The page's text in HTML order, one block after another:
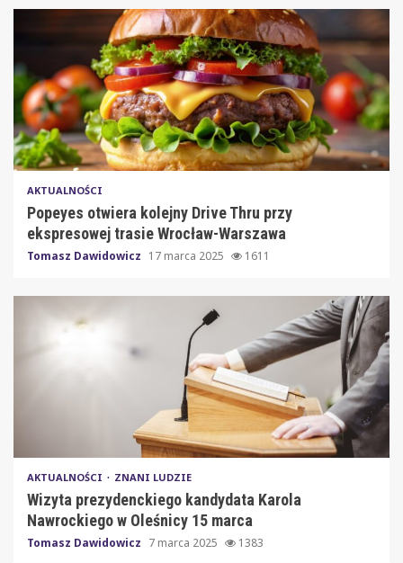
AKTUALNOŚCI
Popeyes otwiera kolejny Drive Thru przy
ekspresowej trasie Wrocław-Warszawa
Tomasz Dawidowicz 17 marca 2025 1611
AKTUALNOŚCI ZNANI LUDZIE
Wizyta prezydenckiego kandydata Karola
Nawrockiego w Oleśnicy 15 marca
Tomasz Dawidowicz 7 marca 2025 1383